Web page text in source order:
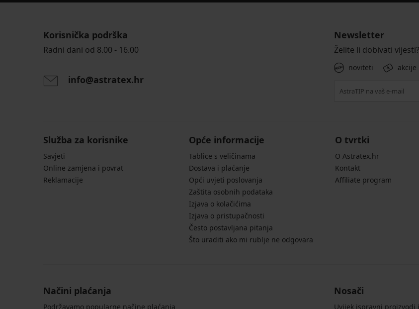
-20 % SUN20
dio
kupaćeg
39,99
€
9,60
€
Kod
SUN20
LIMITED
-20 % SUN20
dio
kupaćeg
36,99
€
8,88
Kod
LIMITED
-20 % SUN20
32,99
€
18,47
Kod
LIMITED
-20 % SUN20
dio
€
€
Korisnička podrška
Radni dani od 8.00 - 16.00
info@astratex.hr
Newsletter
Želite li dobivati vijesti?
noviteti akcije
Služba za korisnike
Savjeti
Online zamjena i povrat
Reklamacije
Opće informacije
Tablice s veličinama
Dostava i plaćanje
Opći uvjeti poslovanja
Zaštita osobnih podataka
Izjava o kolačićima
Izjava o pristupačnosti
Često postavljana pitanja
Što uraditi ako mi rublje ne odgovara
O tvrtki
O Astratex.hr
Kontakt
Affiliate program
Načini plaćanja
Podržavamo popularne načine plaćanja
Nosači
Uvijek ispravni proizvodi